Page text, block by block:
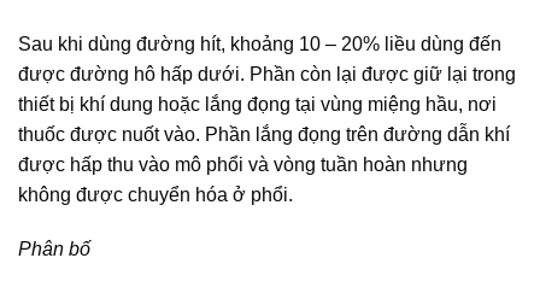
Sau khi dùng đường hít, khoảng 10 – 20% liều dùng đến
được đường hô hấp dưới. Phần còn lại được giữ lại trong
thiết bị khí dung hoặc lắng đọng tại vùng miệng hầu, nơi
thuốc được nuốt vào. Phần lắng đọng trên đường dẫn khí
được hấp thu vào mô phổi và vòng tuần hoàn nhưng
không được chuyển hóa ở phổi.
Phân bố